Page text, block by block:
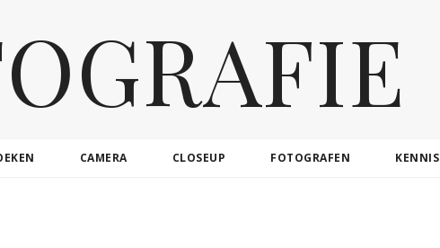
CAMERA CLOSEUP FOTOGRAFEN KENNIS